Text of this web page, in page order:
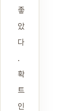
좋
았
다
.
확
트
인